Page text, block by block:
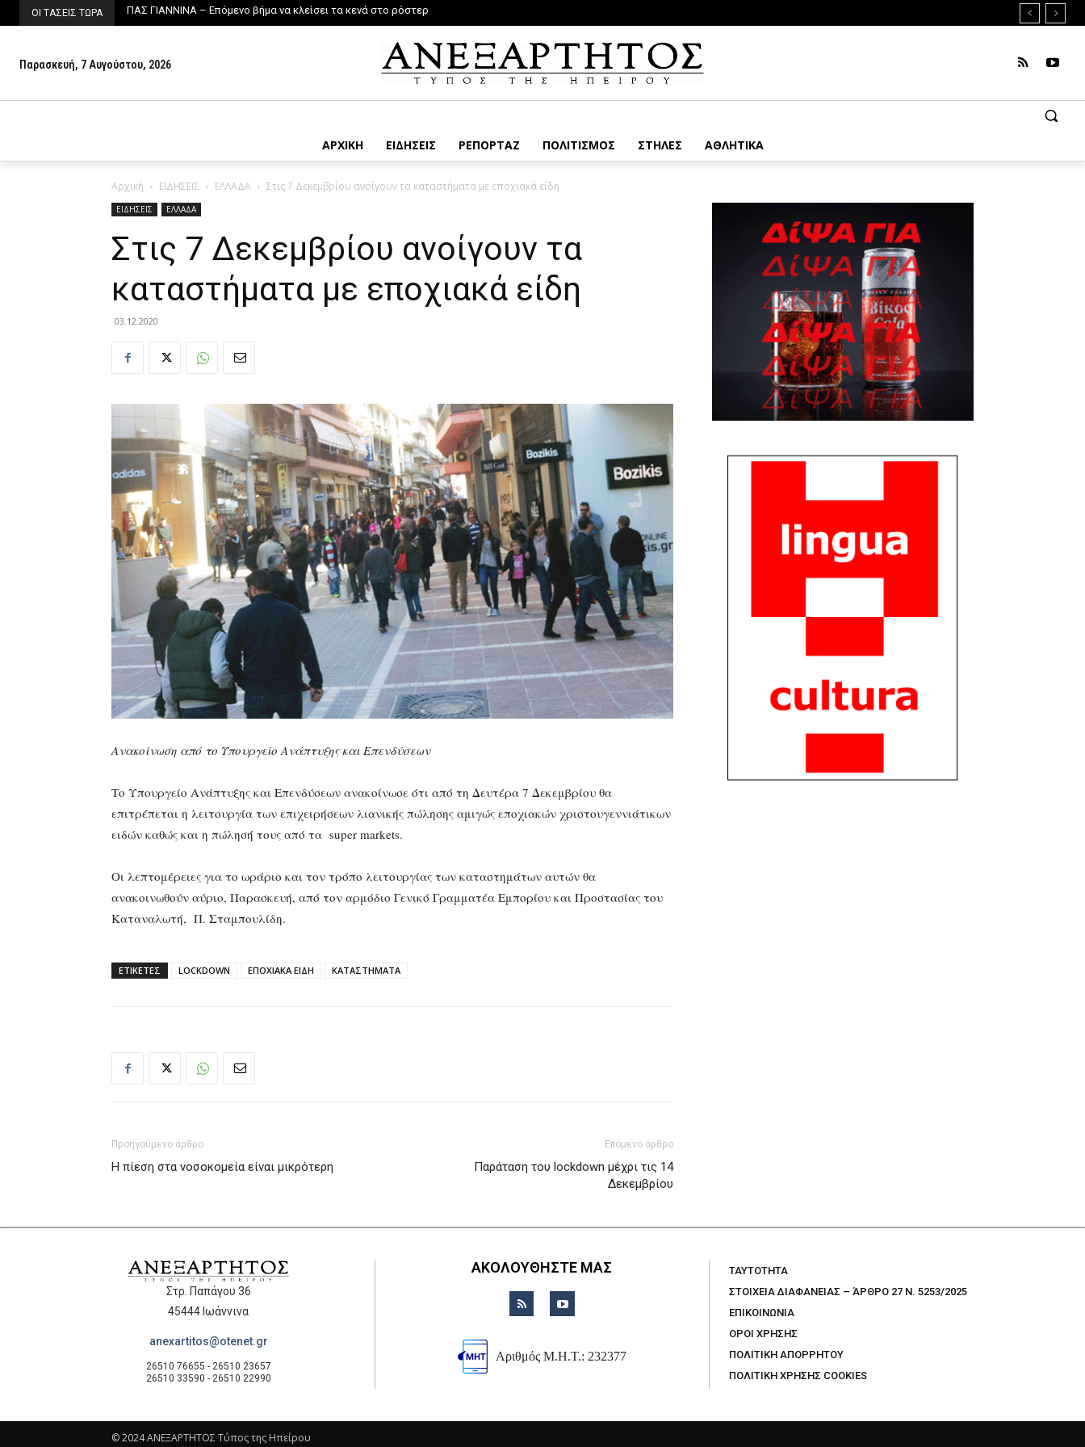
ΟΙ ΤΑΣΕΙΣ ΤΩΡΑ ΠΑΣ ΓΙΑΝΝΙΝΑ – Επόμενο βήμα να κλείσει τα κενά στο ρόστερ
Παρασκευή, 7 Αυγούστου, 2026
ΑΡΧΙΚΗ ΕΙΔΗΣΕΙΣ ΡΕΠΟΡΤΑΖ ΠΟΛΙΤΙΣΜΟΣ ΣΤΗΛΕΣ ΑΘΛΗΤΙΚΑ
Αρχική ΕΙΔΗΣΕΙΣ ΕΛΛΑΔΑ Στις 7 Δεκεμβρίου ανοίγουν τα καταστήματα με εποχιακά είδη
ΕΙΔΗΣΕΙΣ ΕΛΛΑΔΑ
Στις 7 Δεκεμβρίου ανοίγουν τα
καταστήματα με εποχιακά είδη
03.12.2020
Ανακοίνωση από το Υπουργείο Ανάπτυξης και Επενδύσεων
Το Υπουργείο Ανάπτυξης και Επενδύσεων ανακοίνωσε ότι από τη Δευτέρα 7 Δεκεμβρίου θα
επιτρέπεται η λειτουργία των επιχειρήσεων λιανικής πώλησης αμιγώς εποχιακών χριστουγεννιάτικων
ειδών καθώς και η πώλησή τους από τα super markets.
Οι λεπτομέρειες για το ωράριο και τον τρόπο λειτουργίας των καταστημάτων αυτών θα
ανακοινωθούν αύριο, Παρασκευή, από τον αρμόδιο Γενικό Γραμματέα Εμπορίου και Προστασίας του
Καταναλωτή, Π. Σταμπουλίδη.
ΕΤΙΚΕΤΕΣ LOCKDOWN ΕΠΟΧΙΑΚΑ ΕΙΔΗ ΚΑΤΑΣΤΗΜΑΤΑ
Προηγούμενο άρθρο
Η πίεση στα νοσοκομεία είναι μικρότερη
Επόμενο άρθρο
Παράταση του lockdown μέχρι τις 14
Δεκεμβρίου
Στρ. Παπάγου 36
45444 Ιωάννινα
anexartitos@otenet.gr
26510 76655 - 26510 23657
26510 33590 - 26510 22990
ΑΚΟΛΟΥΘΗΣΤΕ ΜΑΣ
Αριθμός Μ.Η.Τ.: 232377
TAYTOTHTA
ΣΤΟΙΧΕΙΑ ΔΙΑΦΑΝΕΙΑΣ – ΆΡΘΡΟ 27 Ν. 5253/2025
ΕΠΙΚΟΙΝΩΝΙΑ
ΟΡΟΙ ΧΡΗΣΗΣ
ΠΟΛΙΤΙΚΗ ΑΠΟΡΡΗΤΟΥ
ΠΟΛΙΤΙΚΗ ΧΡΗΣΗΣ COOKIES
© 2024 ΑΝΕΞΑΡΤΗΤΟΣ Τύπος της Ηπείρου